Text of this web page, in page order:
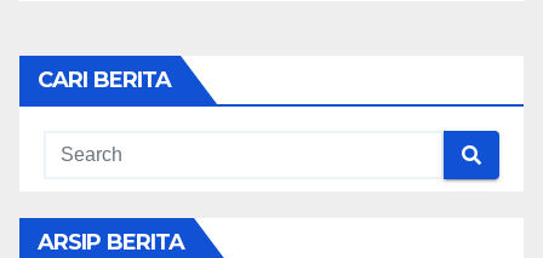
CARI BERITA
ARSIP BERITA